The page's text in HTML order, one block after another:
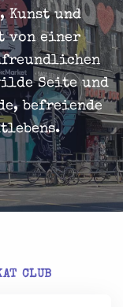
Kunst und
von einer
Seite und
befreiende
CLUB